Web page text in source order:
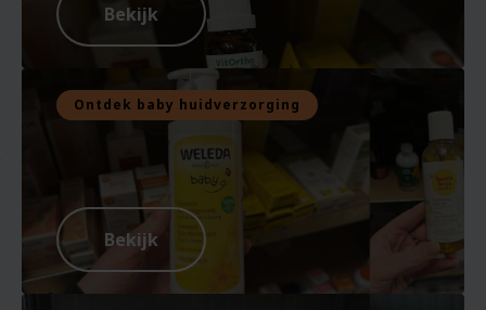
Bekijk
Ontdek baby huidverzorging
Bekijk